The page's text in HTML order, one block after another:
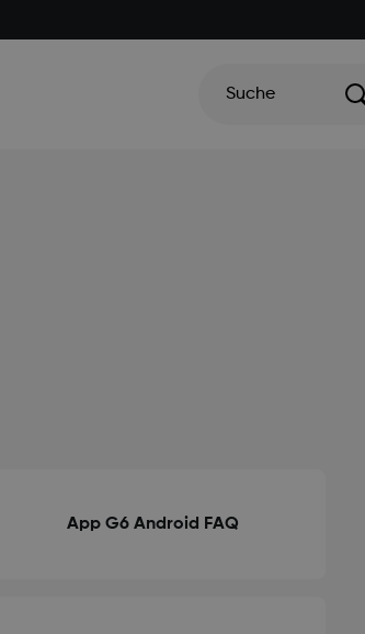
Suche
App G6 Android FAQ